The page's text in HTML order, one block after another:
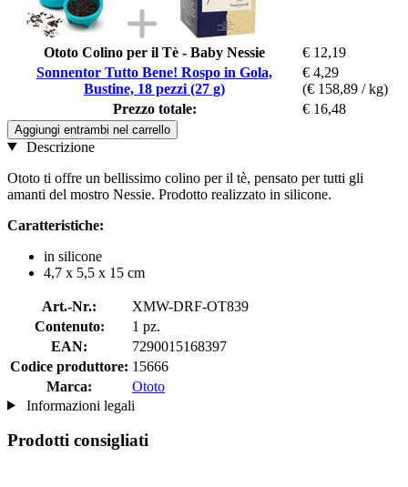
Ototo Colino per il Tè - Baby Nessie
€ 12,19
Sonnentor Tutto Bene! Rospo in Gola,
Bustine, 18 pezzi (27 g)
€ 4,29
(€ 158,89 / kg)
Prezzo totale:
€ 16,48
Aggiungi entrambi nel carrello
Descrizione
Ototo ti offre un bellissimo colino per il tè, pensato per tutti gli
amanti del mostro Nessie. Prodotto realizzato in silicone.
Caratteristiche:
in silicone
4,7 x 5,5 x 15 cm
Art.-Nr.:
XMW-DRF-OT839
Contenuto:
1 pz.
EAN:
7290015168397
Codice produttore: 15666
Marca:
Ototo
Informazioni legali
Prodotti consigliati